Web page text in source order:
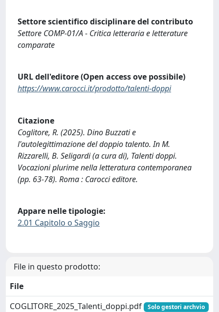
Settore scientifico disciplinare del contributo
Settore COMP-01/A - Critica letteraria e letterature
comparate
URL dell'editore (Open access ove possibile)
https://www.carocci.it/prodotto/talenti-doppi
Citazione
Coglitore, R. (2025). Dino Buzzati e
l'autolegittimazione del doppio talento. In M.
Rizzarelli, B. Seligardi (a cura di), Talenti doppi.
Vocazioni plurime nella letteratura contemporanea
(pp. 63-78). Roma : Carocci editore.
Appare nelle tipologie:
2.01 Capitolo o Saggio
File in questo prodotto:
File
COGLITORE_2025_Talenti_doppi.pdf
Solo gestori archvio